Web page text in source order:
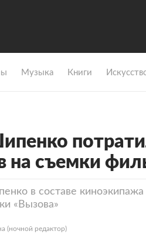
Музыка Книги
на съемки
в составе
«Вызова»
(ночной редактор)